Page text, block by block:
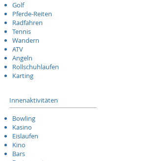
Golf
Pferde-Reiten
Radfahren
Tennis
Wandern
ATV
Angeln
Rollschuhlaufen
Karting
Innenaktivitäten
Bowling
Kasino
Eislaufen
Kino
Bars